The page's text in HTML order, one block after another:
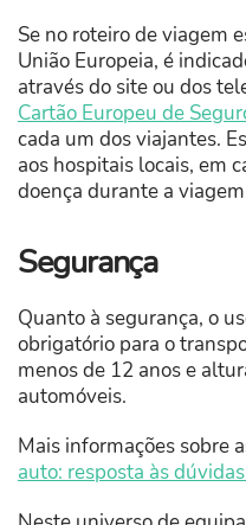
Se no roteiro de viagem
União Europeia, é
através do site ou dos
Cartão Europeu de
cada um dos viajantes.
aos hospitais locais, em
doença durante a
Segurança
Quanto à segurança, o
obrigatório para o
menos de 12 anos e
automóveis.
Mais informações sobre
auto: resposta às